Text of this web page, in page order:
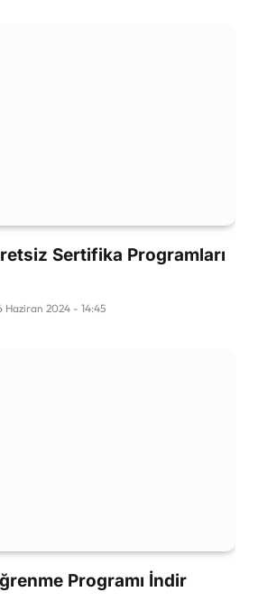
Sertifika Programları
Haziran 2024 - 14:45
Programı İndir